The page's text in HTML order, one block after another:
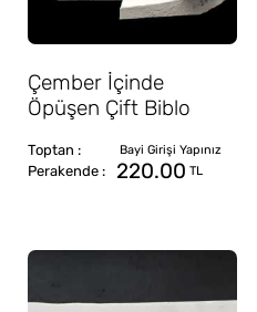
Çember İçinde
Öpüşen Çift Biblo
220.00 TL